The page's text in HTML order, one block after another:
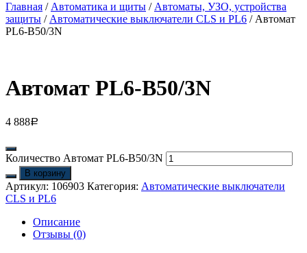
Главная / Автоматика и щиты / Автоматы, УЗО, устройства
защиты / Автоматические выключатели CLS и PL6 / Автомат
PL6-B50/3N
Автомат PL6-B50/3N
4 888Р
Количество Автомат PL6-B50/3N
В корзину
Артикул: 106903 Категория: Автоматические выключатели
CLS и PL6
Описание
Отзывы (0)